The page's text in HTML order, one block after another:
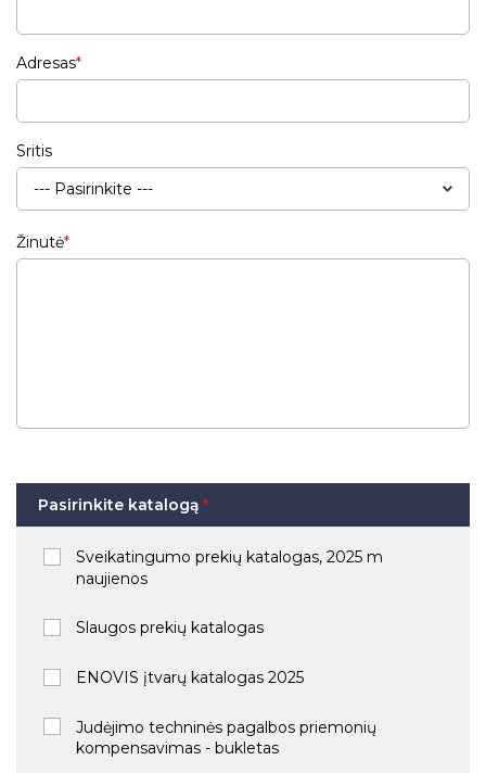
Adresas
Sritis
Žinutė
Pasirinkite katalogą *
Sveikatingumo prekių katalogas, 2025 m
naujienos
Slaugos prekių katalogas
ENOVIS įtvarų katalogas 2025
Judėjimo techninės pagalbos priemonių
kompensavimas - bukletas